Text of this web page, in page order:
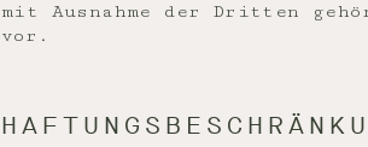
mit Ausnahme der Dritten
vor.